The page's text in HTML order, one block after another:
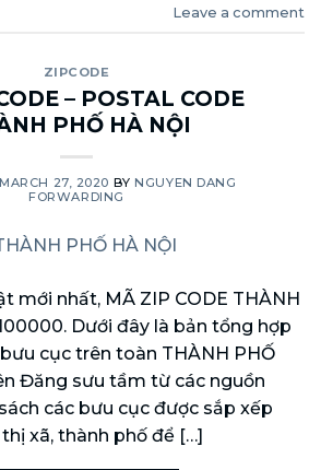
Leave a comment
ZIPCODE
– POSTAL CODE
PHỐ HÀ NỘI
MARCH 27, 2020 BY NGUYEN DANG
FORWARDING
mới nhất, MÃ ZIP CODE THÀNH
Dưới đây là bản tổng hợp
cục trên toàn THÀNH PHỐ
Đăng sưu tầm từ các nguồn
các bưu cục được sắp xếp
xã, thành phố để […]